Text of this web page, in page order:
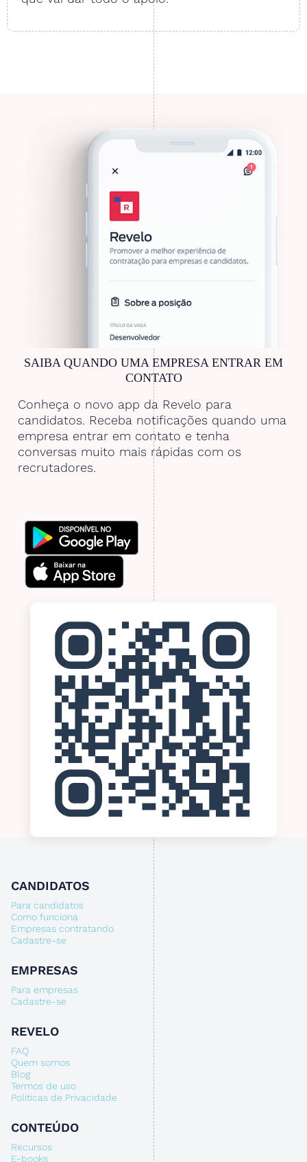
SAIBA QUANDO UMA EMPRESA ENTRAR EM
CONTATO
Conheça o novo app da Revelo para
candidatos. Receba notificações quando uma
empresa entrar em contato e tenha
conversas muito mais rápidas com os
recrutadores.
CANDIDATOS
Para candidatos
Como funciona
Empresas contratando
Cadastre-se
EMPRESAS
Para empresas
Cadastre-se
REVELO
FAQ
Quem somos
Blog
Termos de uso
Políticas de Privacidade
CONTEÚDO
Recursos
E-books